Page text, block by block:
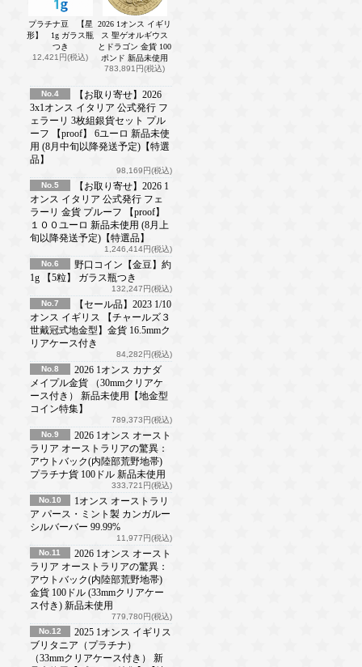
プラチナ豆 【星
形】 1g ガラス瓶
つき
12,421円(税込)
2026 1オンス イギリ
ス 聖ゲオルギウス
とドラゴン 金貨 100
ポンド 新品未使用
783,891円(税込)
No.4
【お取り寄せ】2026
3x1オンス イタリア 公式発行 フ
ェラーリ 3枚組銀貨セット プル
ーフ 【proof】 6ユーロ 新品未使
用 (8月中旬以降発送予定)【特選
品】
98,169円(税込)
No.5
【お取り寄せ】2026 1
オンス イタリア 公式発行 フェ
ラーリ 金貨 プルーフ 【proof】
１００ユーロ 新品未使用 (8月上
旬以降発送予定)【特選品】
1,246,414円(税込)
No.6
野口コイン【金豆】約
1g 【5粒】 ガラス瓶つき
132,247円(税込)
No.7
【セール品】2023 1/10
オンス イギリス 【チャールズ３
世戴冠式地金型】金貨 16.5mmク
リアケース付き
84,282円(税込)
No.8
2026 1オンス カナダ
メイプル金貨 （30mmクリアケ
ース付き） 新品未使用【地金型
コイン特集】
789,373円(税込)
No.9
2026 1オンス オースト
ラリア オーストラリアの驚異：
アウトバック(内陸部荒野地帯)
プラチナ貨 100ドル 新品未使用
333,721円(税込)
No.10
1オンス オーストラリ
ア パース・ミント製 カンガルー
シルバーバー 99.99%
11,977円(税込)
No.11
2026 1オンス オースト
ラリア オーストラリアの驚異：
アウトバック(内陸部荒野地帯)
金貨 100ドル (33mmクリアケー
ス付き) 新品未使用
779,780円(税込)
No.12
2025 1オンス イギリス
ブリタニア（プラチナ）
（33mmクリアケース付き） 新